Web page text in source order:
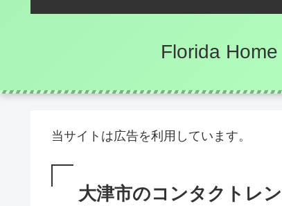
Florida
当サイトは広告を利用しています。
大津市のコンタクトレ